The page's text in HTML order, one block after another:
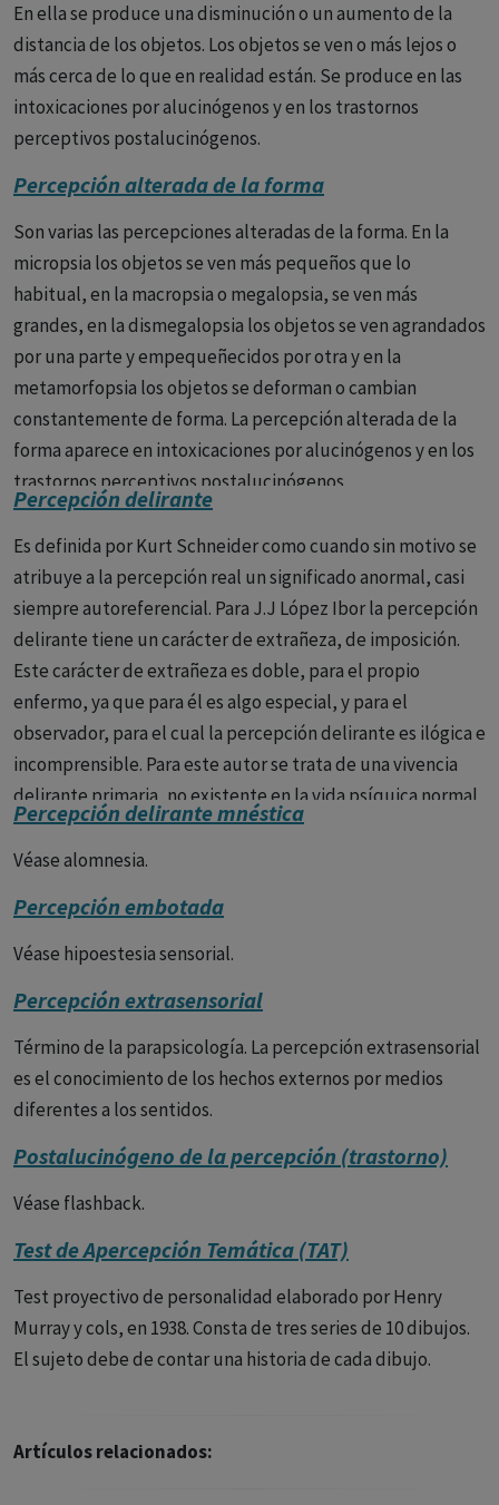
En ella se produce una disminución o un aumento de la
distancia de los objetos. Los objetos se ven o más lejos o
más cerca de lo que en realidad están. Se produce en las
intoxicaciones por alucinógenos y en los trastornos
perceptivos postalucinógenos.
Percepción alterada de la forma
Son varias las percepciones alteradas de la forma. En la
micropsia los objetos se ven más pequeños que lo
habitual, en la macropsia o megalopsia, se ven más
grandes, en la dismegalopsia los objetos se ven agrandados
por una parte y empequeñecidos por otra y en la
metamorfopsia los objetos se deforman o cambian
constantemente de forma. La percepción alterada de la
forma aparece en intoxicaciones por alucinógenos y en los
trastornos perceptivos postalucinógenos.
Percepción delirante
Es definida por Kurt Schneider como cuando sin motivo se
atribuye a la percepción real un significado anormal, casi
siempre autoreferencial. Para J.J López Ibor la percepción
delirante tiene un carácter de extrañeza, de imposición.
Este carácter de extrañeza es doble, para el propio
enfermo, ya que para él es algo especial, y para el
observador, para el cual la percepción delirante es ilógica e
incomprensible. Para este autor se trata de una vivencia
delirante primaria, no existente en la vida psíquica normal,
no consiste en un trastorno del pensamiento, ni del juicio
ni de ambos, se trata de una vivencia nueva. La percepción
de Kurt Schneider. Suele aparecer en los primeros
momentos de la aparición de la enfermedad
la puerta estaba cerrada y que eso significaba que me
callará: Hace un rato que pasé por el salón de abajo. Se
cruzó conmigo el cocinero y al cruzarse se llevó el dedo a la
nariz y me miró y eso significa que me van a matar y lo van a
avisado. La vecina de arriba me hace señas arrastrando los
muebles y eso tiene un significado...si lo arrastra dos veces
Percepción delirante mnéstica
Véase alomnesia.
Percepción embotada
Véase hipoestesia sensorial.
Percepción extrasensorial
Término de la parapsicología. La percepción extrasensorial
es el conocimiento de los hechos externos por medios
diferentes a los sentidos.
Postalucinógeno de la percepción (trastorno)
Véase flashback.
Test de Apercepción Temática (TAT)
Test proyectivo de personalidad elaborado por Henry
Murray y cols, en 1938. Consta de tres series de 10 dibujos.
El sujeto debe de contar una historia de cada dibujo.
Artículos relacionados: